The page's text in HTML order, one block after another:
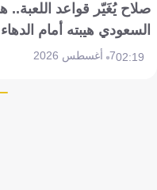
صلاح يُغَيّر قواعد
السعودي هيبته أمام
02:197 أغسطس 2026